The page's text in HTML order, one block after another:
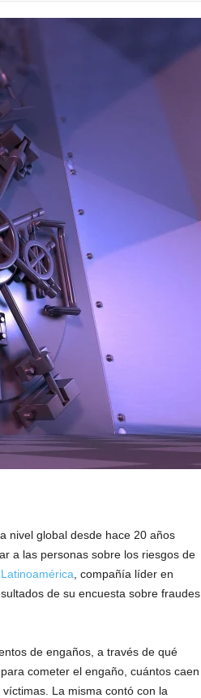
nivel global desde hace 20 años
a las personas sobre los riesgos de
, compañía líder en
de su encuesta sobre fraudes
de engaños, a través de qué
cometer el engaño, cuántos caen
La misma contó con la